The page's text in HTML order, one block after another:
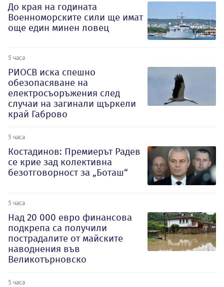
До края на годината
Военноморските сили ще имат
още един минен ловец
5 часа
РИОСВ иска спешно
обезопасяване на
електросъоръжения след
случаи на загинали щъркели
край Габрово
5 часа
Костадинов: Премиерът Радев
се крие зад колективна
безотговорност за „Боташ“
5 часа
Над 20 000 евро финансова
подкрепа са получили
пострадалите от майските
наводнения във
Великотърновско
5 часа